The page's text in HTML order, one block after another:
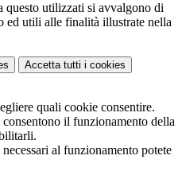
questo utilizzati si avvalgono di
ed utili alle finalità illustrate nella
Accetta tutti i cookies
quali cookie consentire.
il funzionamento della
al funzionamento potete